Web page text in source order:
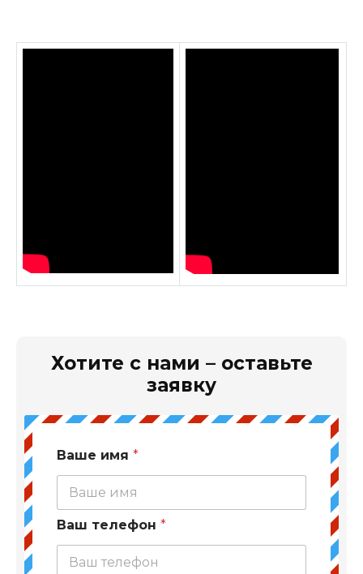
Хотите с нами – оставьте
заявку
Ваше имя *
Ваш телефон *